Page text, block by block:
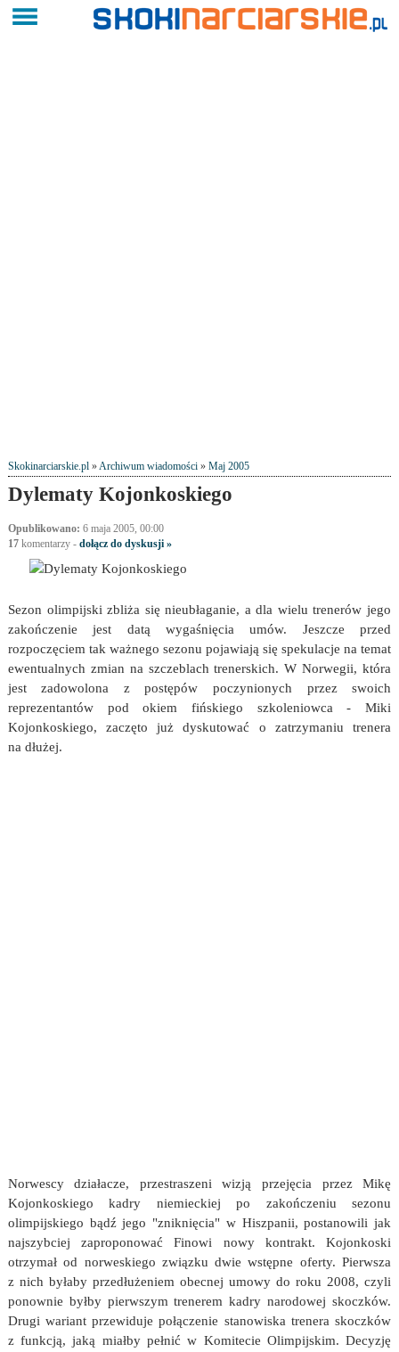
Skokinarciarskie.pl»Archiwum wiadomości» Maj 2005
Dylematy Kojonkoskiego
Opublikowano: 6 maja 2005, 00:00
17komentarzy- dołącz do dyskusji »
Sezon olimpijski zbliża się nieubłaganie, a dla wielu trenerów jego
zakończenie jest datą wygaśnięcia umów. Jeszcze przed
rozpoczęciem tak ważnego sezonu pojawiają się spekulacje na temat
ewentualnych zmian na szczeblach trenerskich. W Norwegii, która
jest zadowolona z postępów poczynionych przez swoich
reprezentantów pod okiem fińskiego szkoleniowca - Miki
Kojonkoskiego, zaczęto już dyskutować o zatrzymaniu trenera
na dłużej.
Norwescy działacze, przestraszeni wizją przejęcia przez Mikę
Kojonkoskiego kadry niemieckiej po zakończeniu sezonu
olimpijskiego bądź jego "zniknięcia" w Hiszpanii, postanowili jak
najszybciej zaproponować Finowi nowy kontrakt. Kojonkoski
otrzymał od norweskiego związku dwie wstępne oferty. Pierwsza
z nich byłaby przedłużeniem obecnej umowy do roku 2008, czyli
ponownie byłby pierwszym trenerem kadry narodowej skoczków.
Drugi wariant przewiduje połączenie stanowiska trenera skoczków
z funkcją, jaką miałby pełnić w Komitecie Olimpijskim. Decyzję